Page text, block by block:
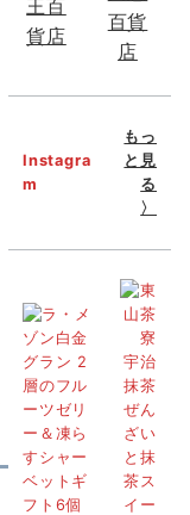
Instagra
m
もっ
と見
る
〉